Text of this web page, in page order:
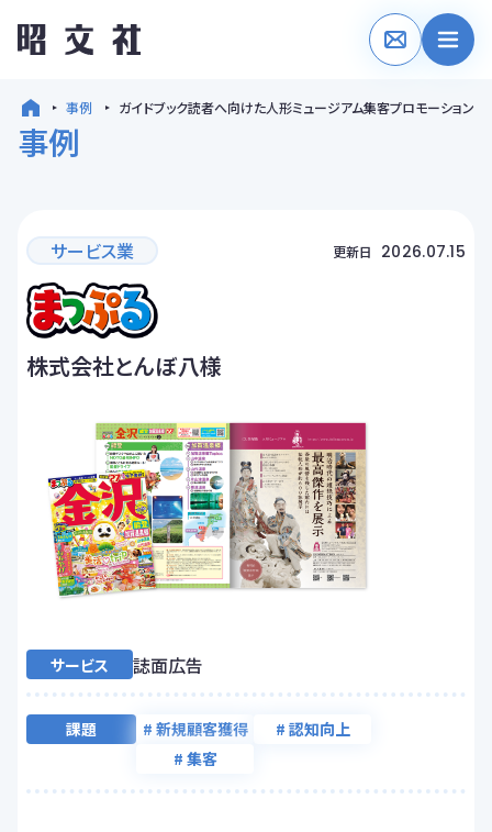
事例
事例 ガイドブック読者へ向けた人形ミュージアム集客プロモーション
更新日 2026.07.15
サービス業
株式会社とんぼ八様
サービス 誌面広告
課題 # 新規顧客獲得
# 認知向上
# 集客